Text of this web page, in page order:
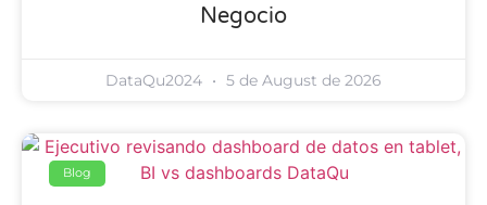
Negocio
DataQu2024 5 de August de 2026
Blog